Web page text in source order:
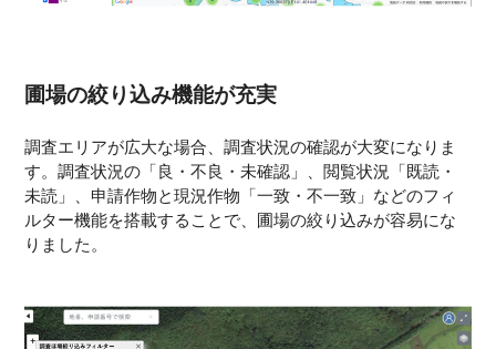
圃場の絞り込み機能が充実
調査エリアが広大な場合、調査状況の確認が大変になりま
す。調査状況の「良・不良・未確認」、閲覧状況「既読・
未読」、申請作物と現況作物「一致・不一致」などのフィ
ルター機能を搭載することで、圃場の絞り込みが容易にな
りました。